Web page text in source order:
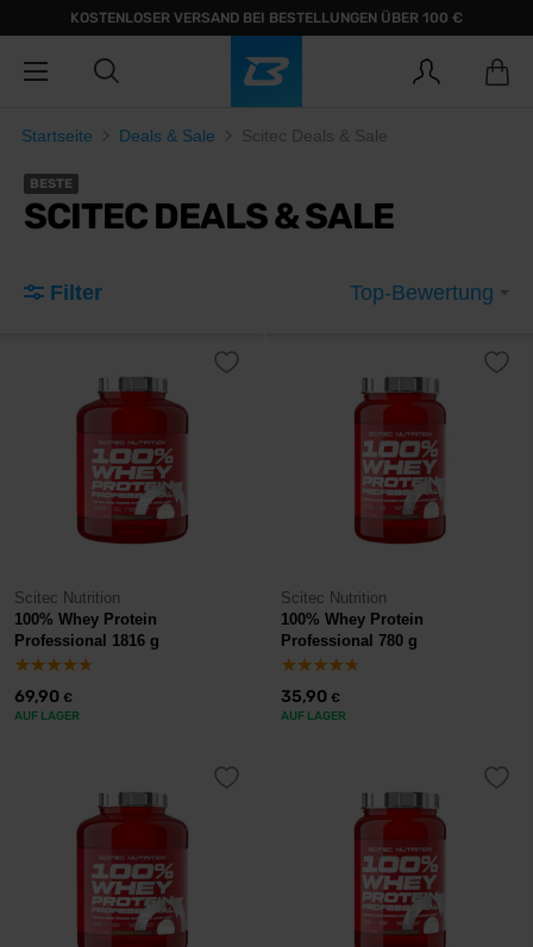
KOSTENLOSER VERSAND BEI BESTELLUNGEN ÜBER 100 €
Startseite Deals & Sale Scitec Deals & Sale
BESTE
SCITEC DEALS & SALE
Filter Top-Bewertung
Scitec Nutrition
100% Whey Protein
Professional 1816 g
69,90 €
AUF LAGER
Scitec Nutrition
100% Whey Protein
Professional 780 g
35,90 €
AUF LAGER